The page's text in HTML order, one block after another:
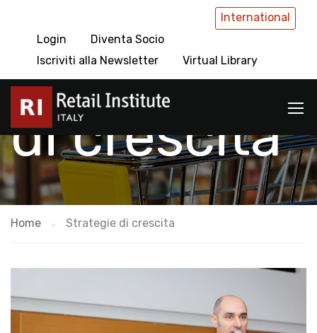
International
Login
Diventa Socio
Iscriviti alla Newsletter
Virtual Library
Strategie
di crescita
Home Strategie di crescita